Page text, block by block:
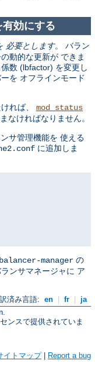
効にする
必要とします。 バラン
動的な更新が できま
数 (lbfactor) を変更し
を オフラインモード
れば、 mod_status
なければなりません。
サ管理機能を 使える
に追加しま
manager の
ンサマネージャに ア
済み言語: en fr
ja
ンスで提供されていま
イトマップ| Report a bug